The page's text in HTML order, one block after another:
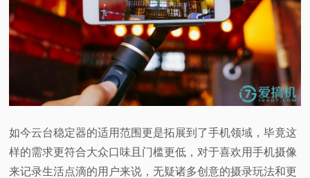
如今云台稳定器的适用范围更是拓展到了手机领域，毕竟这
样的需求更符合大众口味且门槛更低，对于喜欢用手机摄像
来记录生活点滴的用户来说，无疑诸多创意的摄录玩法和更